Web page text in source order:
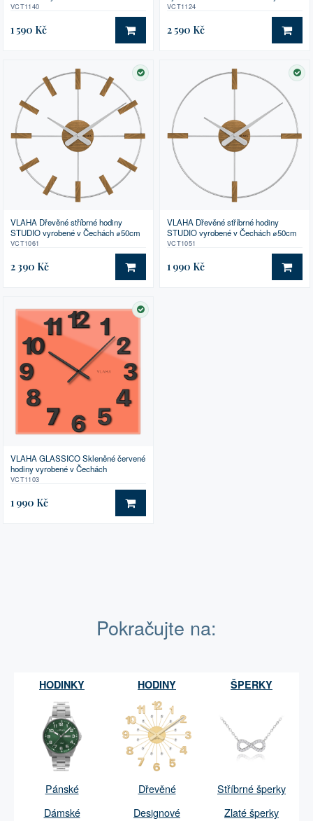
stříbrnými ručkami ⌀59cm
VCT1140
1 590 Kč DO KOŠÍKU
ručkami ⌀34cm
VCT1124
2 590 Kč DO
SKLADEM
VLAHA Dřevěné stříbrné hodiny
STUDIO vyrobené v Čechách ⌀50cm
VCT1061
2 390 Kč DO KOŠÍKU
VLAHA Dřevěné stříbrné hodiny
STUDIO vyrobené v Čechách ⌀50cm
VCT1051
1 990 Kč DO
SKLADEM
VLAHA GLASSICO Skleněné červené
hodiny vyrobené v Čechách
VCT1103
1 990 Kč DO KOŠÍKU
Pokračujte na:
HODINKY HODINY ŠPERKY
Pánské Dřevěné
Stříbrné šperky
Dámské
Designové
Zlaté šperky